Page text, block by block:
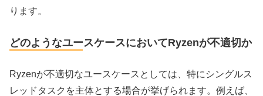
ります。
どのようなユースケースにおいてRyzenが不適切か
Ryzenが不適切なユースケースとしては、特にシングルス
レッドタスクを主体とする場合が挙げられます。例えば、